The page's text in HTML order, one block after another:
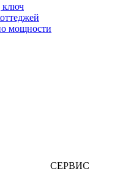
ключ
мощности
СЕРВИС